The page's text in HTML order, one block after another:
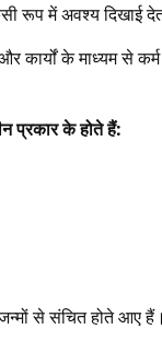
रूप में अवश्य दिखाई
कार्यों के माध्यम से
प्रकार के होते हैं:
से संचित होते आए हैं।